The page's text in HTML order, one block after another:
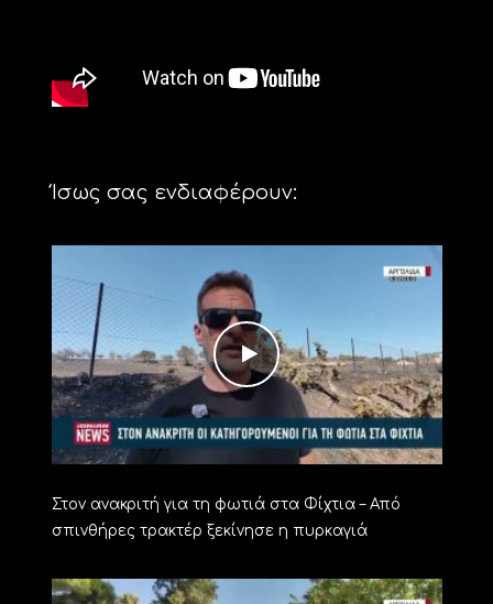
Ίσως σας ενδιαφέρουν:
Στον ανακριτή για τη φωτιά στα Φίχτια – Από
σπινθήρες τρακτέρ ξεκίνησε η πυρκαγιά